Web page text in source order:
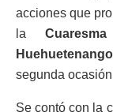
acciones que
la
Huehuetenango
segunda
Se contó con la